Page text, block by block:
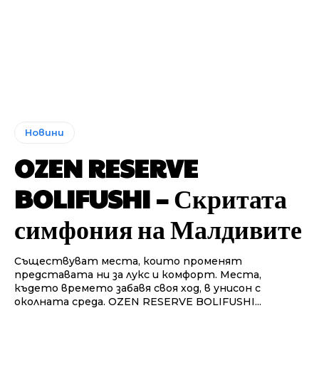
Новини
OZEN RESERVE
BOLIFUSHI – Скритата
симфония на Малдивите
Съществуват места, които променят
представата ни за лукс и комфорт. Места,
където времето забавя своя ход, в унисон с
околната среда. OZEN RESERVE BOLIFUSHI...